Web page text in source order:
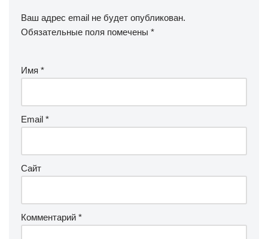
Ваш адрес email не будет опубликован.
Обязательные поля помечены *
Имя *
Email *
Сайт
Комментарий *